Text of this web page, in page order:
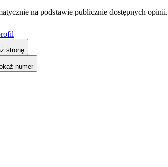
na podstawie publicznie dostępnych opinii.
stronę
numer